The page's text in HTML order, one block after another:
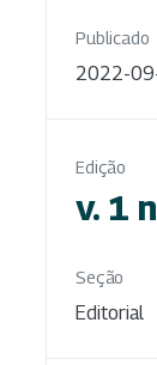
Publicado
2022-
Edição
v. 1
Seção
Editorial